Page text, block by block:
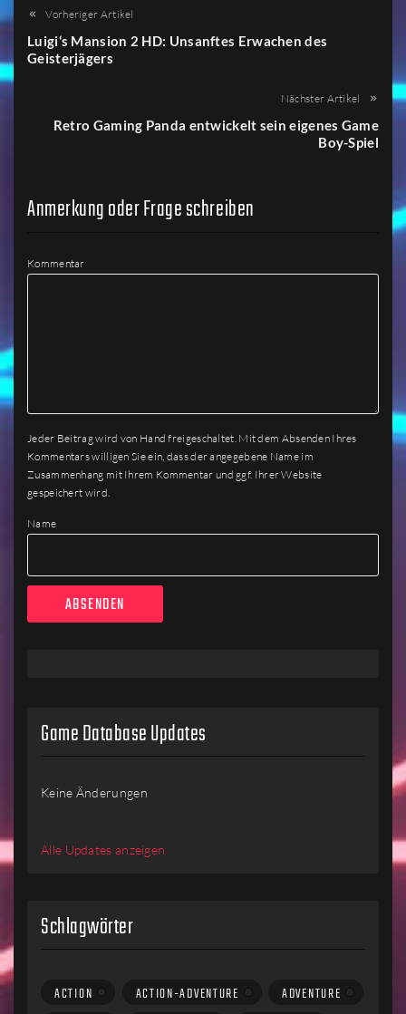
Vorheriger Artikel
Luigi‘s Mansion 2 HD: Unsanftes Erwachen des
Geisterjägers
Nächster Artikel
Retro Gaming Panda entwickelt sein eigenes Game
Boy-Spiel
Anmerkung oder Frage schreiben
Kommentar
Jeder Beitrag wird von Hand freigeschaltet. Mit dem Absenden Ihres
Kommentars willigen Sie ein, dass der angegebene Name im
Zusammenhang mit Ihrem Kommentar und ggf. Ihrer Website
gespeichert wird.
Name
Game Database Updates
Keine Änderungen
Alle Updates anzeigen
Schlagwörter
ACTION ACTION-ADVENTURE
ADVENTURE